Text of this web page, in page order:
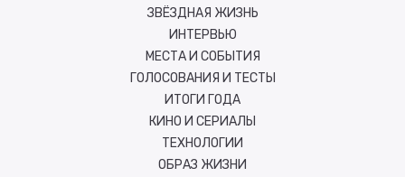
ЗВЁЗДНАЯ ЖИЗНЬ
ИНТЕРВЬЮ
МЕСТА И СОБЫТИЯ
ГОЛОСОВАНИЯ И ТЕСТЫ
ИТОГИ ГОДА
КИНО И СЕРИАЛЫ
ТЕХНОЛОГИИ
ОБРАЗ ЖИЗНИ